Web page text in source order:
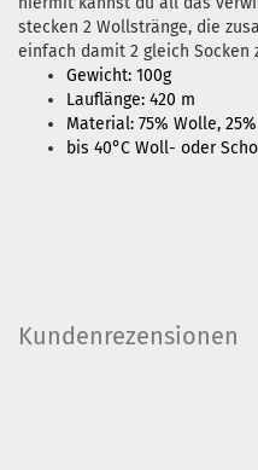
stecken 2 Wollstränge, die
einfach damit 2 gleich Socken
Gewicht: 100g
Lauflänge: 420 m
Material: 75% Wolle,
bis 40°C Woll- oder
Kundenrezensionen